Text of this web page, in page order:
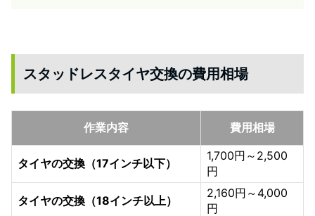
スタッドレスタイヤ交換の費用相場
作業内容 費用相場
タイヤの交換（17インチ以下）
1,700円～2,500
円
タイヤの交換（18インチ以上）
2,160円～4,000
円